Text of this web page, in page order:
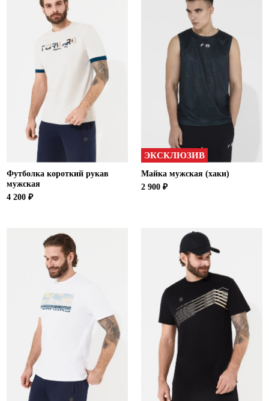
Футболка короткий рукав
мужская
4 200 ₽
ЭКСКЛЮЗИВ
Майка мужская (хаки)
2 900 ₽